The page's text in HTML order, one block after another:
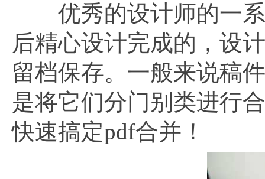
优秀的设计师的一系
后精心设计完成的，设
留档保存。一般来说稿
是将它们分门别类进行
快速搞定pdf合并！